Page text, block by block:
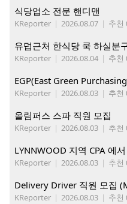
식당업소 전문 핸디맨
KReporter | 2026.08.07 | 추천
유덥근처 한식당 쿡 하실분
KReporter | 2026.08.04 | 추천
KReporter | 2026.08.03 | 추천
올림퍼스 스파 직원 모집
KReporter | 2026.08.03 | 추천
KReporter | 2026.08.03 | 추천
Delivery Driver 직원 모집
KReporter | 2026.08.03 | 추천